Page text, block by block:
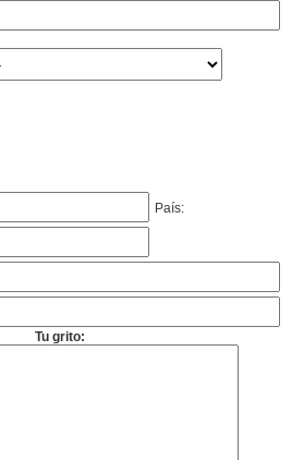
País:
Tu grito: